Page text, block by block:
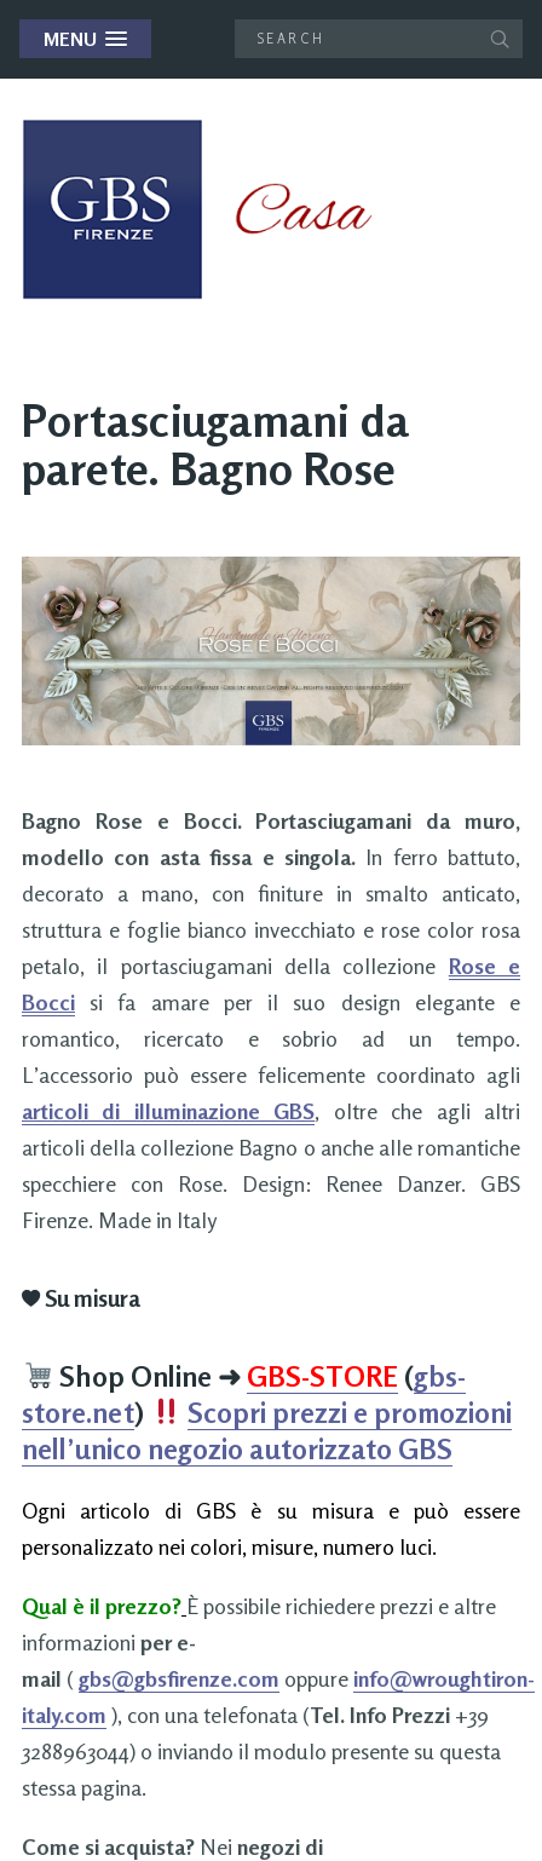
MENU
Portasciugamani da
parete. Bagno Rose
Bagno Rose e Bocci. Portasciugamani da muro,
modello con asta fissa e singola.In ferro battuto,
decorato a mano, con finiture in smalto anticato,
struttura e foglie bianco invecchiato e rose color rosa
petalo, il portasciugamani della collezione Rose e
Bocci si fa amare per il suo design elegante e
romantico, ricercato e sobrio ad un tempo.
L’accessorio può essere felicemente coordinato agli
articoli di illuminazione GBS, oltre che agli altri
articoli della collezione Bagno o anche alle romantiche
specchiere con Rose. Design: Renee Danzer. GBS
Firenze. Made in Italy
Su misura
Shop Online ➜ GBS-STORE (gbs-
store.net)
Scopri prezzi e promozioni
nell’unico negozio autorizzato GBS
Ogni articolo di GBS è su misura e può essere
personalizzato nei colori, misure, numero luci.
Qual è il prezzo? È possibile richiedere prezzi e altre
informazioni per e-
mail ( gbs@gbsfirenze.com oppure info@wroughtiron-
italy.com ), con una telefonata (Tel. Info Prezzi +39
3288963044) o inviando il modulo presente su questa
stessa pagina.
Come si acquista? Nei negozi di